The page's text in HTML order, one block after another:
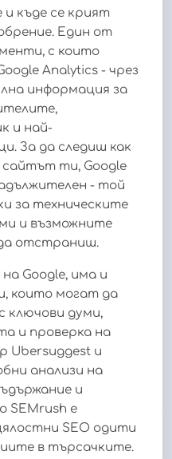
къде се крият
Един от
с които
Analytics - чрез
информация за
и най-
За да следиш как
сайтът ти, Google
- той
за техническите
и възможните
отстраниш.
Google, има и
които могат да
ключови думи,
и проверка на
Ubersuggest и
анализи на
и
SEMrush е
SEO одити
в търсачките.